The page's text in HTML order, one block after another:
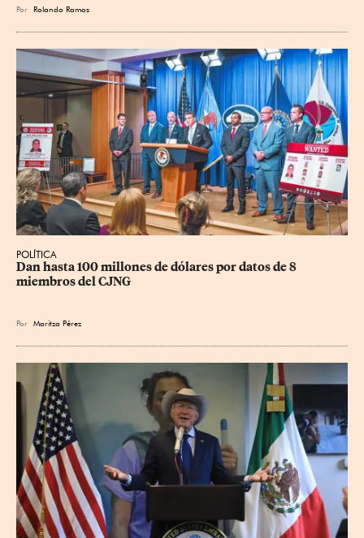
Por Rolando Ramos
POLÍTICA
Dan hasta 100 millones de dólares por datos de 8
miembros del CJNG
Por Maritza Pérez